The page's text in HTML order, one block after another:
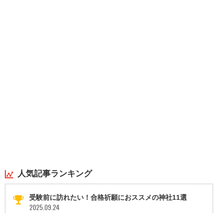
人気記事ランキング
受験前に訪れたい！合格祈願におススメの神社11選
2025.09.24